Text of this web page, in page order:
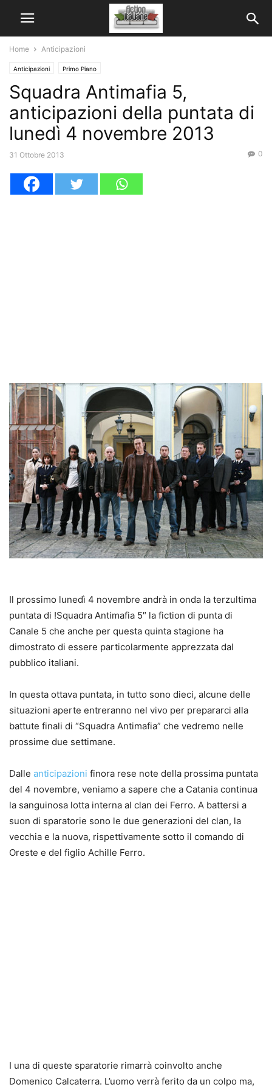
Home Anticipazioni
Anticipazioni Primo Piano
Squadra Antimafia 5,
anticipazioni della puntata di
lunedì 4 novembre 2013
31 Ottobre 2013 0
Il prossimo lunedì 4 novembre andrà in onda la terzultima
puntata di !Squadra Antimafia 5″ la fiction di punta di
Canale 5 che anche per questa quinta stagione ha
dimostrato di essere particolarmente apprezzata dal
pubblico italiani.
In questa ottava puntata, in tutto sono dieci, alcune delle
situazioni aperte entreranno nel vivo per prepararci alla
battute finali di “Squadra Antimafia” che vedremo nelle
prossime due settimane.
Dalle anticipazioni finora rese note della prossima puntata
del 4 novembre, veniamo a sapere che a Catania continua
la sanguinosa lotta interna al clan dei Ferro. A battersi a
suon di sparatorie sono le due generazioni del clan, la
vecchia e la nuova, rispettivamente sotto il comando di
Oreste e del figlio Achille Ferro.
I una di queste sparatorie rimarrà coinvolto anche
Domenico Calcaterra. L’uomo verrà ferito da un colpo ma,